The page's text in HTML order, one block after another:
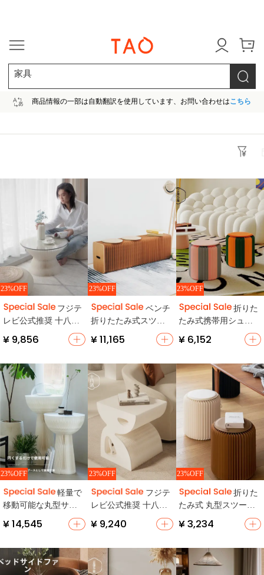
家具
商品情報の一部は自動翻訳を使用しています、お問い合わせはこちら
23%OFF
フジテ
レビ公式推奨 十八紙
アコーディオンスツ
ール 紙座布団【折り
便利】めざましテレ
ビ
¥ 9,856
23%OFF
人気NO.2
ベンチ
折りたたみ式スツー
ル【伸縮可能・多機
能・家庭用】
¥ 11,165
23%OFF
折りた
たみ式携帯用シュー
ズチェンジスツール
【家庭用・低めの椅
¥ 6,152
23%OFF
軽量で
移動可能な丸型サイ
ドテーブル【モダン
デザイン・リビン
¥ 14,545
23%OFF
フジテ
レビ公式推奨 十八紙
折りたたみサイドテ
ーブル【場所自在・
レビ
¥ 9,240
23%OFF
売上NO.5
折りた
たみ式 丸型スツール
【家庭用・子供用・
収納可能・持ち運び
¥ 3,234